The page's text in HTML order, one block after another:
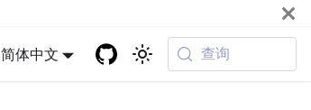
简体中文 查询